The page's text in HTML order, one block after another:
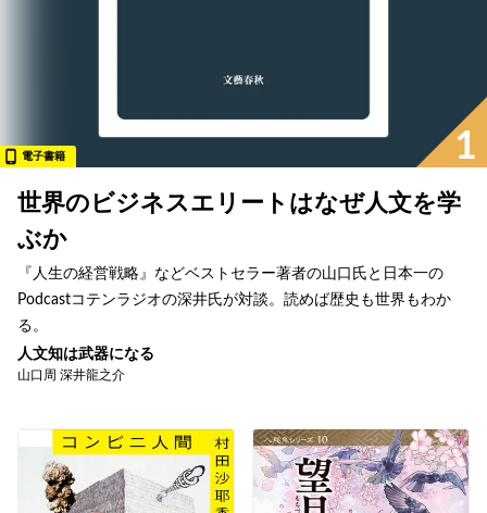
1
電子書籍
世界のビジネスエリートはなぜ人文を学
ぶか
『人生の経営戦略』などベストセラー著者の山口氏と日本一の
Podcastコテンラジオの深井氏が対談。読めば歴史も世界もわか
る。
人文知は武器になる
山口周 深井龍之介